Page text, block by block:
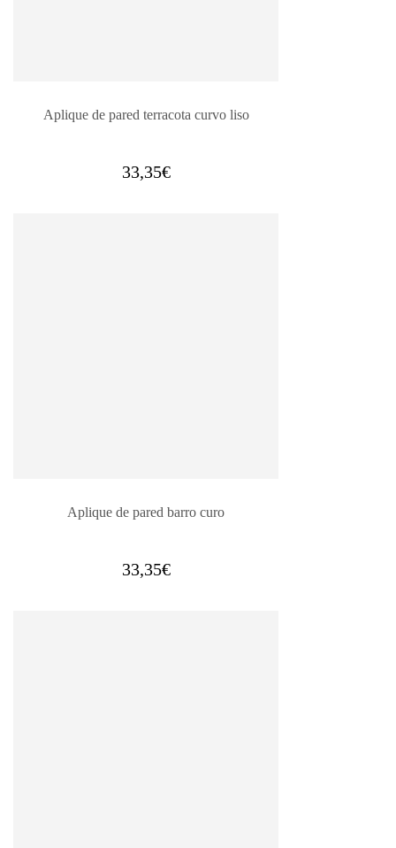
Aplique de pared terracota curvo liso
33,35€
Aplique de pared barro curo
33,35€